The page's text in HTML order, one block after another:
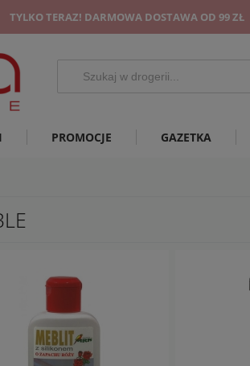
TYLKO TERAZ! DARMOWA DOSTAWA OD 99 ZŁ
PROMOCJE GAZETKA